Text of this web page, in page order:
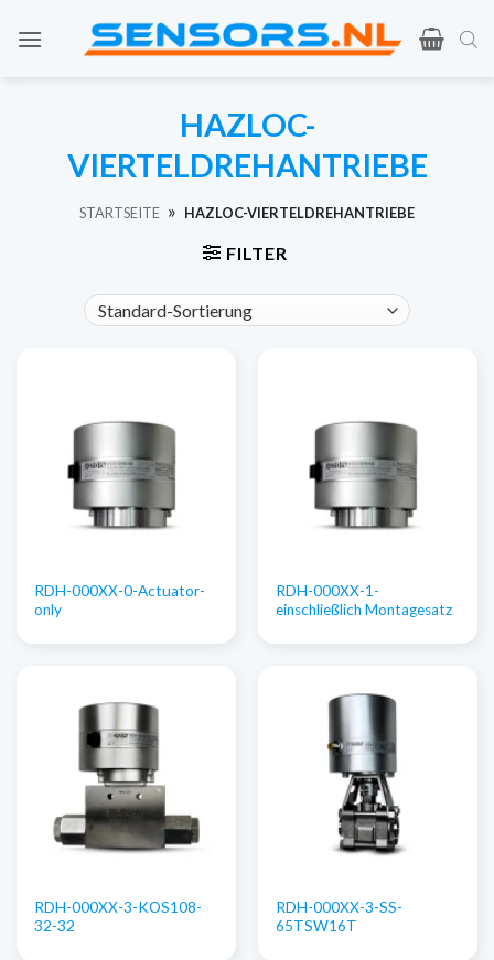
Inhalt
HAZLOC-
VIERTELDREHANTRIEBE
STARTSEITE » HAZLOC-VIERTELDREHANTRIEBE
FILTER
RDH-000XX-0-Actuator-
only
RDH-000XX-1-
einschließlich Montagesatz
RDH-000XX-3-KOS108-
32-32
RDH-000XX-3-SS-
65TSW16T